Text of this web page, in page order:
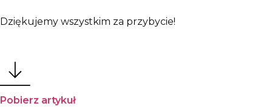
Dziękujemy wszystkim za przybycie!
Pobierz artykuł